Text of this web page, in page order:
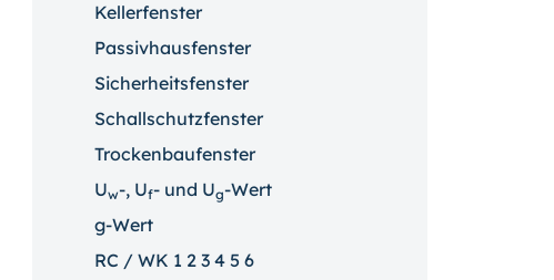
Kellerfenster
Passivhausfenster
Sicherheitsfenster
Schallschutzfenster
Trockenbaufenster
Uw-, Uf- und Ug-Wert
g-Wert
RC / WK 1 2 3 4 5 6